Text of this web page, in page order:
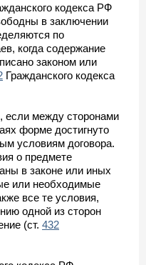
кодекса РФ
в заключении
по
когда содержание
законом или
Гражданского кодекса
если между сторонами
форме достигнуто
условиям договора.
о предмете
в законе или иных
или необходимые
все те условия,
одной из сторон
(ст. 432